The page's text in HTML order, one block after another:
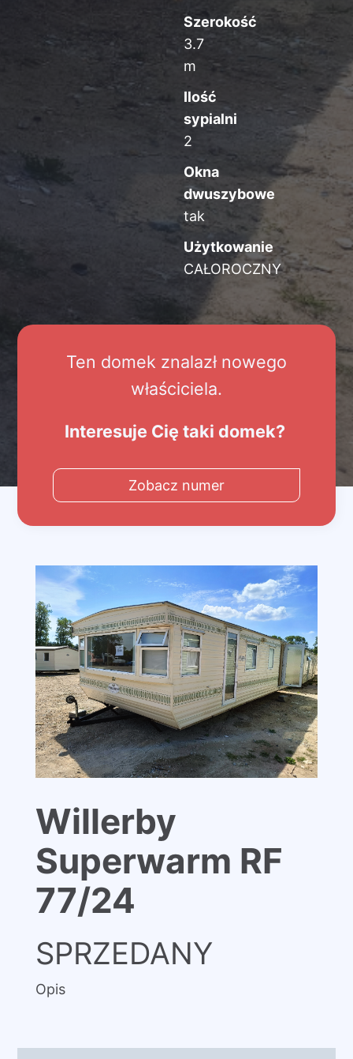
Ten domek znalazł nowego
właściciela.
Interesuje Cię taki domek?
Zobacz numer
Szerokość
3.7
m
Ilość
sypialni
2
Okna
dwuszybowe
tak
Użytkowanie
CAŁOROCZNY
Willerby
Superwarm RF
77/24
SPRZEDANY
Opis